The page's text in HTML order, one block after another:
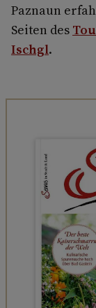
Paznaun
Seiten des
Ischgl.